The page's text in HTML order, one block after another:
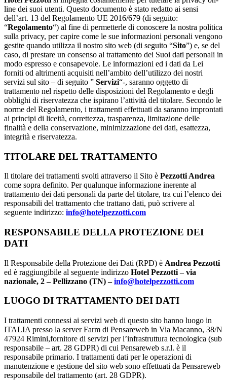
line dei suoi utenti. Questo documento è stato redatto ai sensi
dell’art. 13 del Regolamento UE 2016/679 (di seguito:
“Regolamento“) al fine di permetterle di conoscere la nostra politica
sulla privacy, per capire come le sue informazioni personali vengono
gestite quando utilizza il nostro sito web (di seguito “Sito”) e, se del
caso, di prestare un consenso al trattamento dei Suoi dati personali in
modo espresso e consapevole. Le informazioni ed i dati da Lei
forniti od altrimenti acquisiti nell’ambito dell’utilizzo dei nostri
servizi sul sito – di seguito ” Servizi“-, saranno oggetto di
trattamento nel rispetto delle disposizioni del Regolamento e degli
obblighi di riservatezza che ispirano l’attività del titolare. Secondo le
norme del Regolamento, i trattamenti effettuati da saranno improntati
ai principi di liceità, correttezza, trasparenza, limitazione delle
finalità e della conservazione, minimizzazione dei dati, esattezza,
integrità e riservatezza.
TITOLARE DEL TRATTAMENTO
Il titolare dei trattamenti svolti attraverso il Sito è Pezzotti Andrea
come sopra definito. Per qualunque informazione inerente al
trattamento dei dati personali da parte del titolare, tra cui l’elenco dei
responsabili del trattamento che trattano dati, può scrivere al
seguente indirizzo: info@hotelpezzotti.com
RESPONSABILE DELLA PROTEZIONE DEI
DATI
Il Responsabile della Protezione dei Dati (RPD) è Andrea Pezzotti
ed è raggiungibile al seguente indirizzo Hotel Pezzotti – via
nazionale, 2 – Pellizzano (TN) –info@hotelpezzotti.com
LUOGO DI TRATTAMENTO DEI DATI
I trattamenti connessi ai servizi web di questo sito hanno luogo in
ITALIA presso la server Farm di Pensareweb in Via Macanno, 38/N
47924 Rimini,fornitore di servizi per l’infrastruttura tecnologica (sub
responsabile – art. 28 GDPR) di cui Pensareweb s.r.l. è il
responsabile primario. I trattamenti dati per le operazioni di
manutenzione e gestione del sito web sono effettuati da Pensareweb
responsabile del trattamento (art. 28 GDPR).